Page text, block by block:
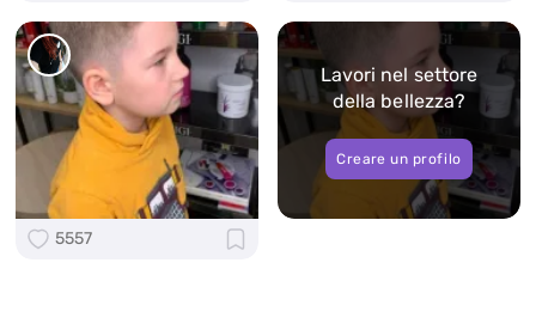
5557
Lavori nel settore
della bellezza?
Creare un profilo